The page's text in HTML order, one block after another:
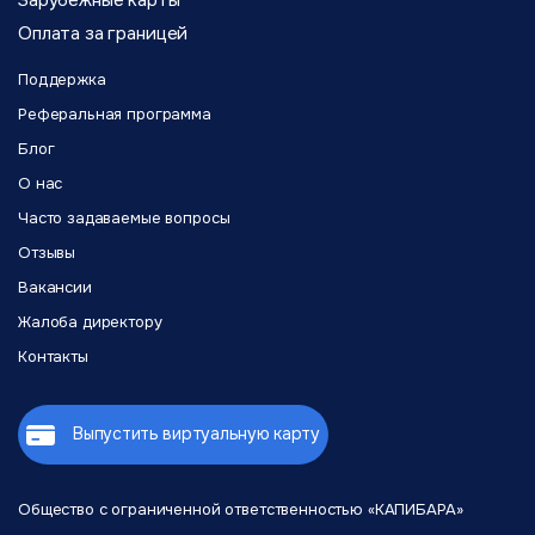
Общество с ограниченной ответственностью «КАПИБАРА»
Оплата за границей
Поддержка
Реферальная программа
Блог
О нас
Часто задаваемые вопросы
Отзывы
Вакансии
Жалоба директору
Контакты
Выпустить виртуальную карту